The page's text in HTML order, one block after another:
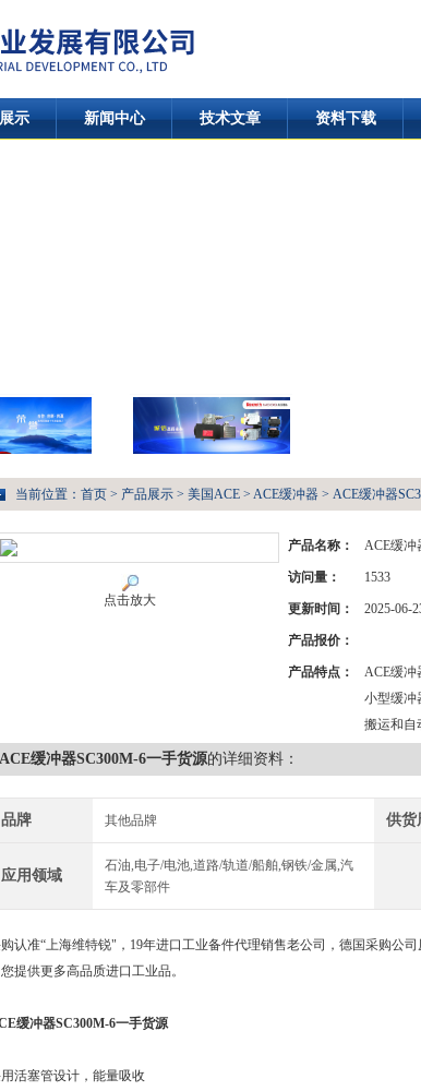
示 新闻中心 技术文章 资料下载
当前位置： 首页 > 产品展示 > 美国ACE > ACE缓冲器 > ACE缓冲器
点击放大
产品名称： ACE缓冲
访问量： 1533
更新时间： 2025-06-
产品报价：
产品特点：
ACE缓冲
小型缓冲
搬运和自
ACE缓冲器SC300M-6一手货源的详细资料：
品牌 其他品牌 供货
应用领域
石油,电子/电池,道路/轨道/船舶,钢铁/金属,汽
车及零部件
认准“上海维特锐"，19年进口工业备件代理销售老公司，德国采购公
提供更多高品质进口工业品。
缓冲器SC300M-6一手货源
活塞管设计，能量吸收